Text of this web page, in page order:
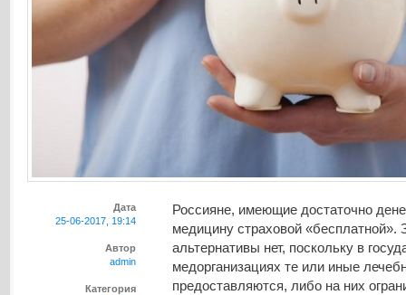
Дата
25-06-2017, 19:14
Автор
admin
Категория
Россияне, имеющие достаточно
медицину страховой «бесплатной».
альтернативы нет, поскольку в
медорганизациях те или иные
предоставляются, либо на них